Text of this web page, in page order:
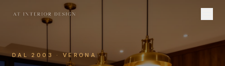
DAL 2003 · VERONA